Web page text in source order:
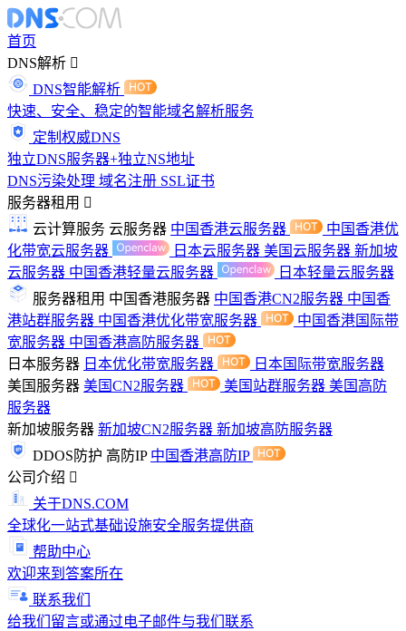
首页
DNS解析
DNS智能解析
快速、安全、稳定的智能域名解析服务
定制权威DNS
独立DNS服务器+独立NS地址
DNS污染处理 域名注册 SSL证书
服务器租用
云计算服务 云服务器 中国香港云服务器
中国香港优
化带宽云服务器
日本云服务器 美国云服务器 新加坡
云服务器 中国香港轻量云服务器
日本轻量云服务器
服务器租用 中国香港服务器 中国香港CN2服务器 中国香
港站群服务器 中国香港优化带宽服务器
中国香港国际带
宽服务器 中国香港高防服务器
日本服务器 日本优化带宽服务器
日本国际带宽服务器
美国服务器 美国CN2服务器 美国站群服务器 美国高防
服务器
新加坡服务器 新加坡CN2服务器 新加坡高防服务器
DDOS防护 高防IP 中国香港高防IP
公司介绍
关于DNS.COM
全球化一站式基础设施安全服务提供商
帮助中心
欢迎来到答案所在
联系我们
给我们留言或通过电子邮件与我们联系